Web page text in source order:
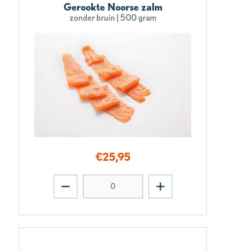
Gerookte Noorse zalm
zonder bruin | 500 gram
€25,95